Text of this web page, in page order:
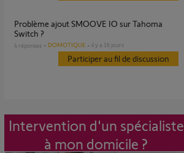
Problème ajout SMOOVE IO sur Tahoma
Switch ?
4 réponses DOMOTIQUE il y a 16 jours
Participer au fil de discussion
Intervention d'un spécialiste
à mon domicile ?